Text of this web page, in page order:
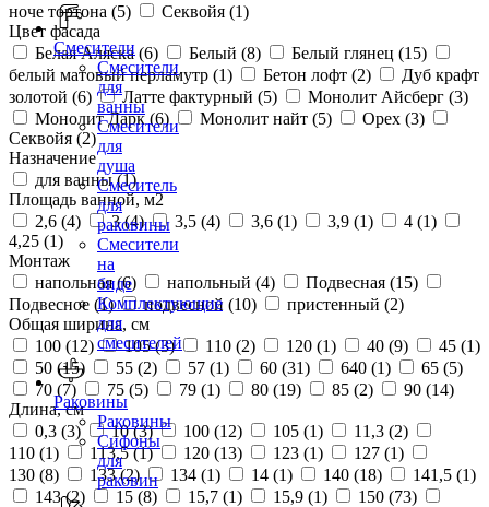
Смесители
Смесители
для
ванны
Смесители
для
душа
Смеситель
для
раковины
Смесители
на
биде
Комплектующие
для
смесителей
Раковины
Раковины
Сифоны
для
раковин
ноче тортона (5) Секвойя (1)
Цвет фасада
Белая Аляска (6) Белый (8) Белый глянец (15)
белый матовый перламутр (1) Бетон лофт (2)
Дуб крафт
золотой (6) Латте фактурный (5) Монолит Айсберг (3)
Монолит Дарк (6) Монолит найт (5) Орех (3)
Секвойя (2)
Назначение
для ванны (1)
Площадь ванной, м2
2,6 (4) 3 (4) 3,5 (4) 3,6 (1) 3,9 (1) 4 (1)
4,25 (1)
Монтаж
напольная (6) напольный (4) Подвесная (15)
Подвесное (1) подвесной (10) пристенный (2)
Общая ширина, см
100 (12) 105 (3) 110 (2) 120 (1) 40 (9) 45 (1)
50 (15) 55 (2) 57 (1) 60 (31) 640 (1) 65 (5)
70 (7) 75 (5) 79 (1) 80 (19) 85 (2) 90 (14)
Длина, см
0,3 (3) 10 (3) 100 (12) 105 (1) 11,3 (2)
110 (1) 113,5 (1) 120 (13) 123 (1) 127 (1)
130 (8) 133 (2) 134 (1) 14 (1) 140 (18) 141,5 (1)
143 (2) 15 (8) 15,7 (1) 15,9 (1) 150 (73)